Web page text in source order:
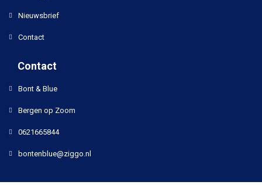
Nieuwsbrief
Contact
Contact
Bont & Blue
Bergen op Zoom
0621665844
bontenblue@ziggo.nl